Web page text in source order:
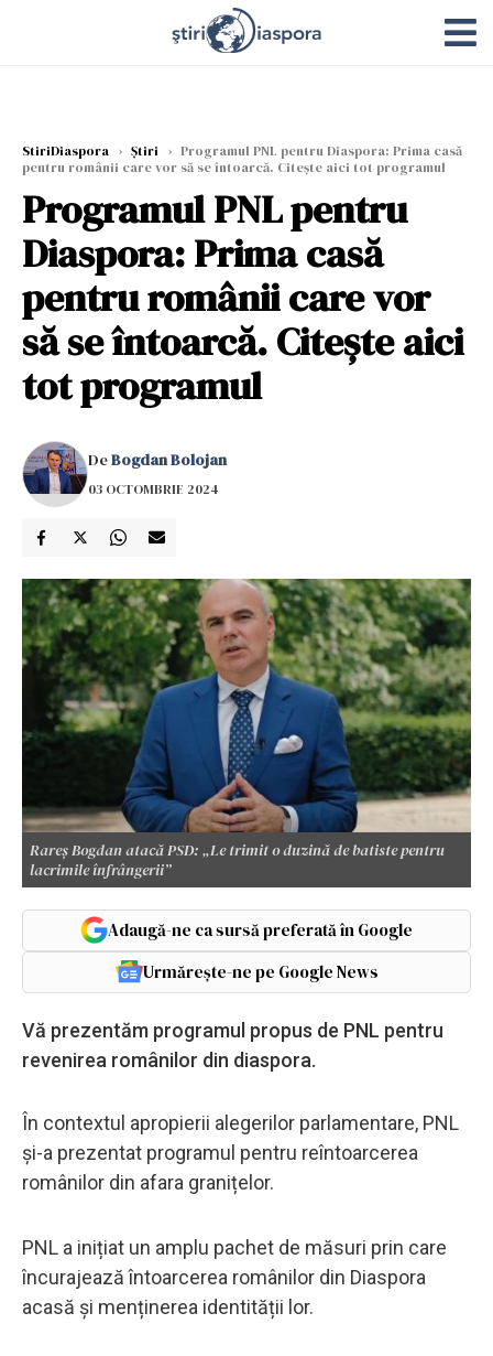
StiriDiaspora › Știri › Programul PNL pentru Diaspora: Prima casă
pentru românii care vor să se întoarcă. Citește aici tot programul
Programul PNL pentru
Diaspora: Prima casă
pentru românii care vor
să se întoarcă. Citește aici
tot programul
DeBogdan Bolojan
03 OCTOMBRIE 2024
Rareș Bogdan atacă PSD: „Le trimit o duzină de batiste pentru
lacrimile înfrângerii”
Adaugă-ne ca sursă preferată în Google
Urmărește-ne pe Google News
Vă prezentăm programul propus de PNL pentru
revenirea românilor din diaspora.
În contextul apropierii alegerilor parlamentare, PNL
și-a prezentat programul pentru reîntoarcerea
românilor din afara granițelor.
PNL a inițiat un amplu pachet de măsuri prin care
încurajează întoarcerea românilor din Diaspora
acasă și menținerea identității lor.